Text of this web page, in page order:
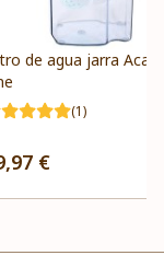
de agua jarra
(1)
€